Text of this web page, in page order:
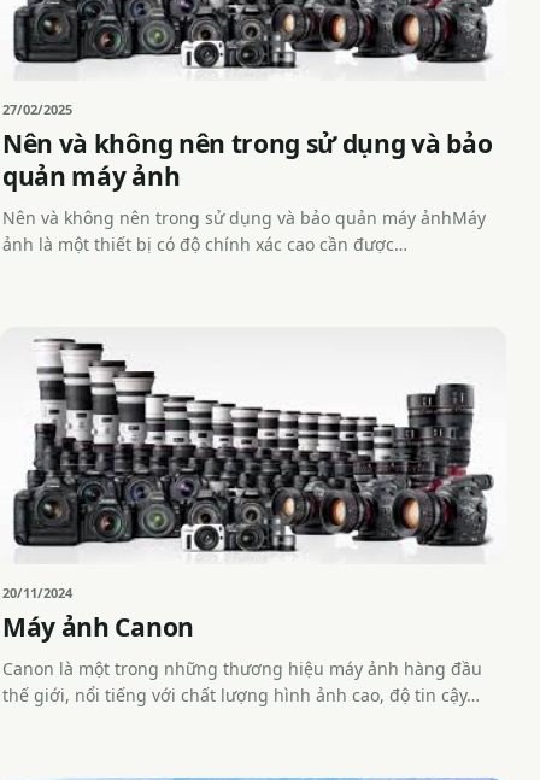
27/02/2025
Nên và không nên trong sử dụng và bảo
quản máy ảnh
Nên và không nên trong sử dụng và bảo quản máy ảnhMáy
ảnh là một thiết bị có độ chính xác cao cần được…
20/11/2024
Máy ảnh Canon
Canon là một trong những thương hiệu máy ảnh hàng đầu
thế giới, nổi tiếng với chất lượng hình ảnh cao, độ tin cậy…